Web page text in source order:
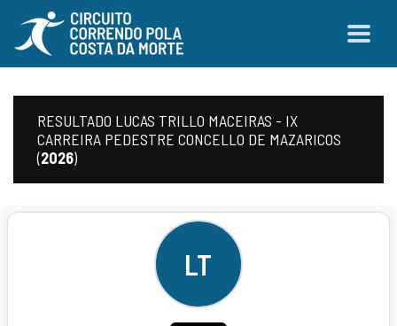
RESULTADO LUCAS TRILLO MACEIRAS - IX
CARREIRA PEDESTRE CONCELLO DE MAZARICOS
(2026)
LT